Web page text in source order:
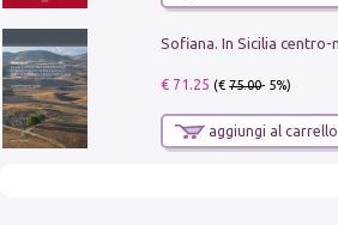
€ 71.25 (€75.00- 5%)
aggiungi al carrello